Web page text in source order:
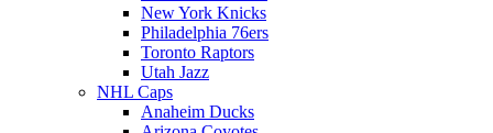
New York Knicks
Philadelphia 76ers
Toronto Raptors
Utah Jazz
NHL Caps
Anaheim Ducks